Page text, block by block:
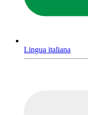
Lingua italiana